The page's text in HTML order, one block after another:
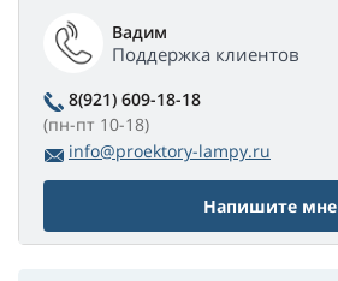
Вадим
Поддержка клиентов
8(921) 609-18-18
(пн-пт 10-18)
info@proektory-lampy.ru
Напишите мне